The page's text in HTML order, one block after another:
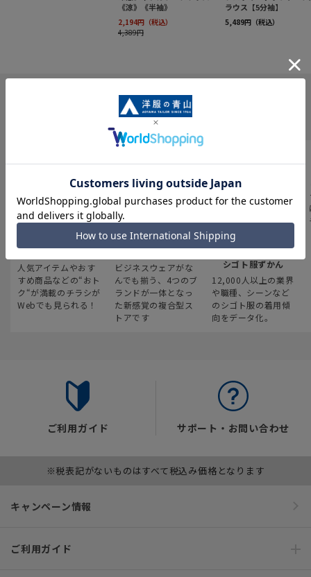
INFORMATION
最新のお買い得情報
人気アイテムやおす
すめ商品などの“おト
ク“が満載のチラシが
Webでも見られる！
スーツスクエア
ビジネスウェアがな
んでも揃う、4つのブ
ランドが一体となっ
た新感覚の複合型ス
トアです
みんなの
シゴト服ずかん
12,000人以上の業界
や職種、シーンなど
のシゴト服の着用傾
向をデータ化。
ご利用ガイド サポート・お問い合わせ
※税表記がないものはすべて税込み価格となります
キャンペーン情報
ご利用ガイド